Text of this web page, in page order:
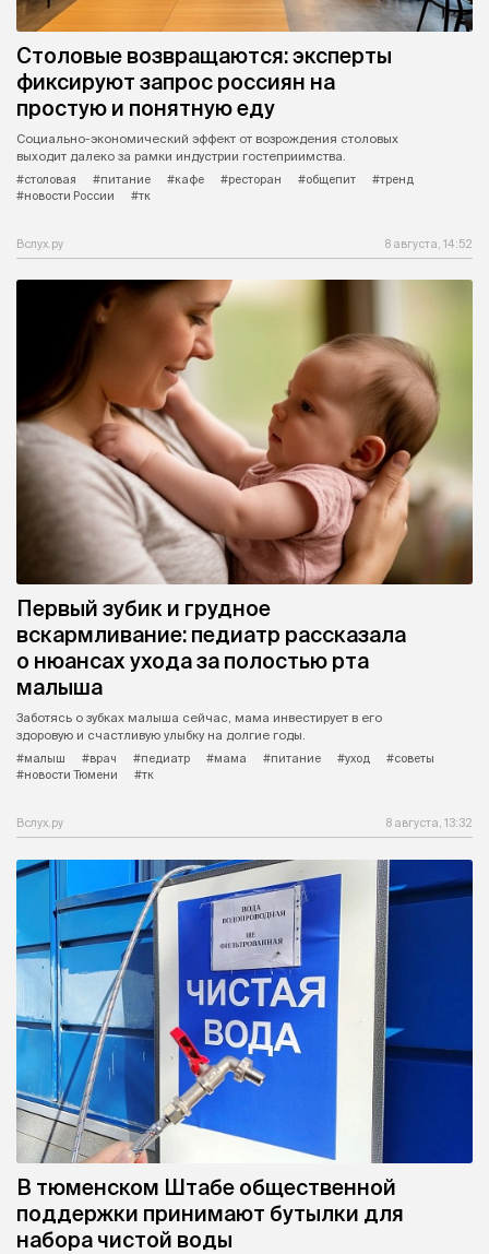
Столовые возвращаются: эксперты
фиксируют запрос россиян на
простую и понятную еду
Социально-экономический эффект от возрождения столовых
выходит далеко за рамки индустрии гостеприимства.
#столовая
#питание #кафе #ресторан #общепит
#тренд
#новости России
#тк
Вслух.ру 8 августа, 14:52
Первый зубик и грудное
вскармливание: педиатр рассказала
о нюансах ухода за полостью рта
малыша
Заботясь о зубках малыша сейчас, мама инвестирует в его
здоровую и счастливую улыбку на долгие годы.
#малыш
#врач #педиатр #мама #питание #уход
#советы
#новости Тюмени
#тк
Вслух.ру 8 августа, 13:32
В тюменском Штабе общественной
поддержки принимают бутылки для
набора чистой воды